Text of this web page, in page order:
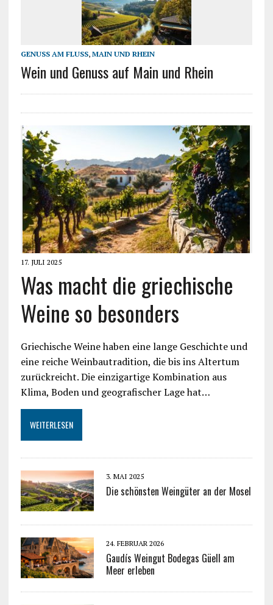
GENUSS AM FLUSS , MAIN UND RHEIN
Wein und Genuss auf Main und Rhein
17. JULI 2025
Was macht die griechische
Weine so besonders
Griechische Weine haben eine lange Geschichte und
eine reiche Weinbautradition, die bis ins Altertum
zurückreicht. Die einzigartige Kombination aus
Klima, Boden und geografischer Lage hat…
WEITERLESEN
3. MAI 2025
Die schönsten Weingüter an der Mosel
24. FEBRUAR 2026
Gaudís Weingut Bodegas Güell am
Meer erleben